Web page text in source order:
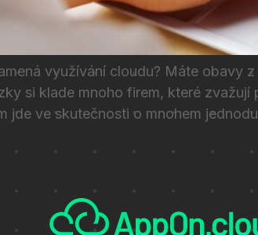
využívání cloudu? Máte obavy
si klade mnoho firem, které
jde ve skutečnosti o mnohem